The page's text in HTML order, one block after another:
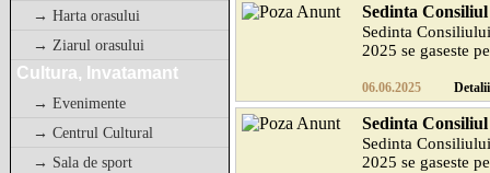
→ Harta orasului
→ Ziarul orasului
Cultura, Invatamant
→ Evenimente
→ Centrul Cultural
→ Sala de sport
Sedinta
Sedinta
2025 se gaseste
06.06.2025 Detalii
Sedinta
Sedinta
2025 se gaseste